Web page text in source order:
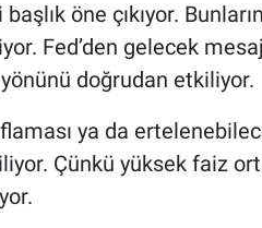
öne çıkıyor.
Fed’den gelecek
doğrudan etkiliyor.
ya da
Çünkü yüksek faiz